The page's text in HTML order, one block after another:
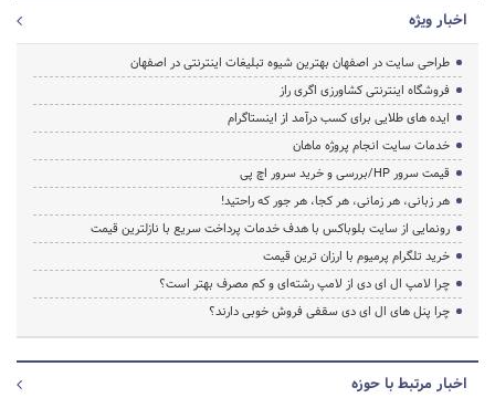
اخبار ویژه
طراحی سایت در اصفهان بهترین شیوه تبلیغات اینترنتی در اصفهان
فروشگاه اینترنتی کشاورزی اگری راز
ایده های طلایی برای کسب درآمد از اینستاگرام
خدمات سایت انجام پروژه ماهان
قیمت سرور HP/بررسی و خرید سرور اچ پی
هر زبانی، هر زمانی، هر کجا، هر جور که راحتید!
رونمایی از سایت بلوباکس با هدف خدمات پرداخت سریع با نازلترین قیمت
خرید تلگرام پرمیوم با ارزان ترین قیمت
چرا لامپ ال ای دی از لامپ رشته‌ای و کم مصرف بهتر است؟
چرا پنل های ال ای دی سقفی فروش خوبی دارند؟
اخبار مرتبط با حوزه